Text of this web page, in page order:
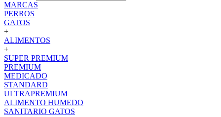
MARCAS
PERROS
GATOS
+
ALIMENTOS
+
SUPER PREMIUM
PREMIUM
MEDICADO
STANDARD
ULTRAPREMIUM
ALIMENTO HUMEDO
SANITARIO GATOS